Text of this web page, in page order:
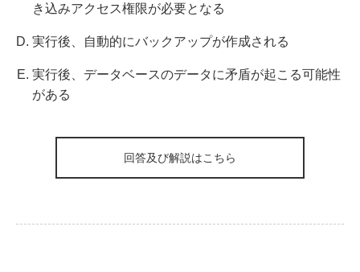
き込みアクセス権限が必要となる
実行後、自動的にバックアップが作成される
実行後、データベースのデータに矛盾が起こる可能性
がある
回答及び解説はこちら